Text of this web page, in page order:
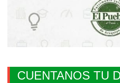
CUENTANOS TU